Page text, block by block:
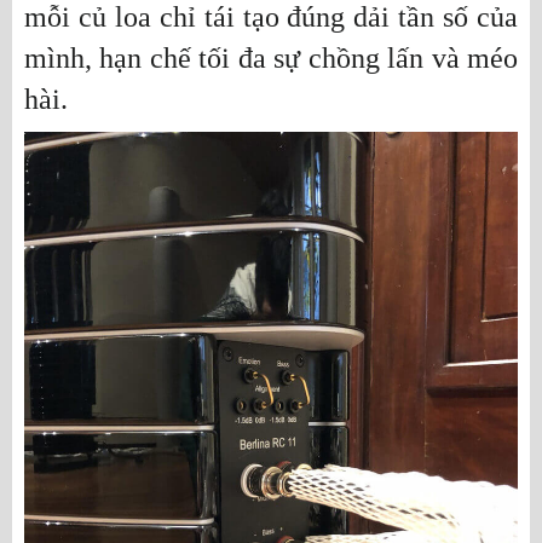
mỗi củ loa chỉ tái tạo đúng dải tần số của
mình, hạn chế tối đa sự chồng lấn và méo
hài.